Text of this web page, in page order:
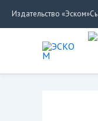
Издательство «Эском»